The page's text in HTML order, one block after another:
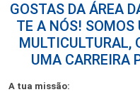
GOSTAS DA ÁREA
TE A NÓS! SOMOS
MULTICULTURAL,
UMA CARREIRA
A tua missão: